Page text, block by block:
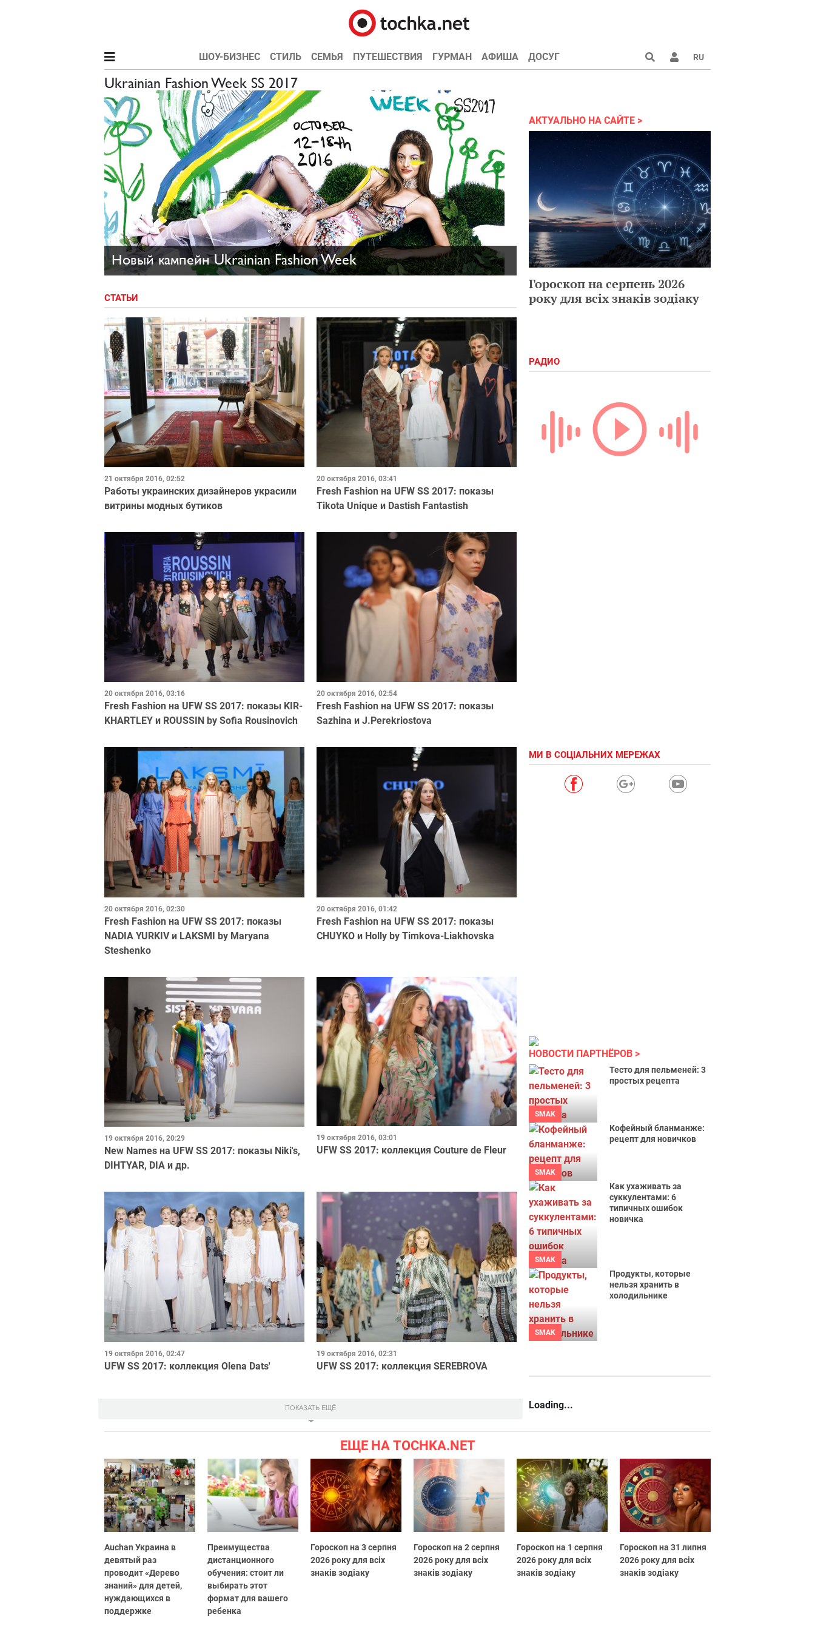
ШОУ-БИЗНЕС СТИЛЬ СЕМЬЯ ПУТЕШЕСТВИЯ ГУРМАН АФИША ДОСУГ RU
Ukrainian Fashion Week SS 2017
Новый кампейн Ukrainian Fashion Week
СТАТЬИ
21 октября 2016, 02:52
Работы украинских дизайнеров украсили
витрины модных бутиков
20 октября 2016, 03:41
Fresh Fashion на UFW SS 2017: показы
Tikota Unique и Dastish Fantastish
20 октября 2016, 03:16
Fresh Fashion на UFW SS 2017: показы KIR-
KHARTLEY и ROUSSIN by Sofia Rousinovich
20 октября 2016, 02:54
Fresh Fashion на UFW SS 2017: показы
Sazhina и J.Perekriostova
20 октября 2016, 02:30
Fresh Fashion на UFW SS 2017: показы
NADIA YURKIV и LAKSMI by Maryana
Steshenko
20 октября 2016, 01:42
Fresh Fashion на UFW SS 2017: показы
CHUYKO и Holly by Timkova-Liakhovska
19 октября 2016, 20:29
New Names на UFW SS 2017: показы Niki's,
DIHTYAR, DIA и др.
19 октября 2016, 03:01
UFW SS 2017: коллекция Couture de Fleur
19 октября 2016, 02:47
UFW SS 2017: коллекция Olena Dats'
19 октября 2016, 02:31
UFW SS 2017: коллекция SEREBROVA
ПОКАЗАТЬ ЕЩЁ
АКТУАЛЬНО НА САЙТЕ
Гороскоп на серпень 2026
року для всіх знаків зодіаку
РАДИО
МИ В СОЦІАЛЬНИХ МЕРЕЖАХ
НОВОСТИ ПАРТНЁРОВ
SMAK
Тесто для пельменей: 3
простых рецепта
SMAK
Кофейный бланманже:
рецепт для новичков
SMAK
Как ухаживать за
суккулентами: 6
типичных ошибок
новичка
SMAK
Продукты, которые
нельзя хранить в
холодильнике
Loading...
ЕЩЕ НА TOCHKA.NET
Auchan Украина в
девятый раз
проводит «Дерево
знаний» для детей,
нуждающихся в
поддержке
Преимущества
дистанционного
обучения: стоит ли
выбирать этот
формат для вашего
ребенка
Гороскоп на 3 серпня
2026 року для всіх
знаків зодіаку
Гороскоп на 2 серпня
2026 року для всіх
знаків зодіаку
Гороскоп на 1 серпня
2026 року для всіх
знаків зодіаку
Гороскоп на 31 липня
2026 року для всіх
знаків зодіаку